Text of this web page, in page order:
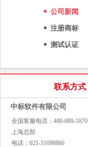
公司新闻
注册商标
测试认证
联系方式
中标软件有限公司
全国客服电话：400-089-1870
上海总部
电话：021-51098866